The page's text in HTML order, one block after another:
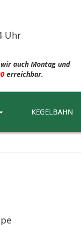
Uhr
auch Montag und
erreichbar.
KEGELBAHN